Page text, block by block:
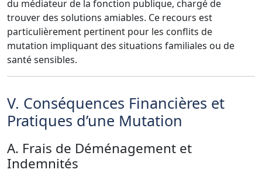
du médiateur de la fonction publique, chargé de
trouver des solutions amiables. Ce recours est
particulièrement pertinent pour les conflits de
mutation impliquant des situations familiales ou de
santé sensibles.
V. Conséquences Financières et
Pratiques d’une Mutation
A. Frais de Déménagement et
Indemnités